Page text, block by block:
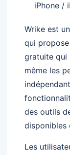
iPhone /
Wrike est
qui
gratuite qui
même les
des outils
disponibles
Les